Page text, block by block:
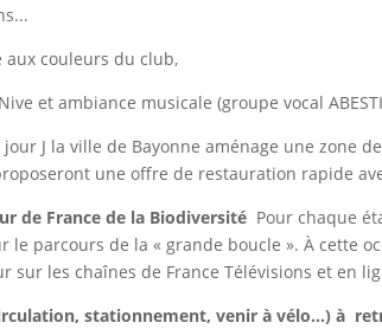
aux couleurs du club,
et ambiance musicale (groupe vocal
jour J la ville de Bayonne aménage une zone
une offre de restauration rapide
de France de la Biodiversité Pour chaque
parcours de la « grande boucle ». À cette
sur les chaînes de France Télévisions et en
stationnement, venir à vélo...) à